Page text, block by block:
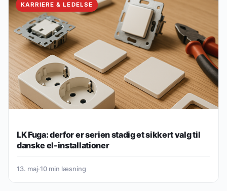
KARRIERE & LEDELSE
LK Fuga: derfor er serien stadig et sikkert valg til
danske el-installationer
13. maj·10 min læsning